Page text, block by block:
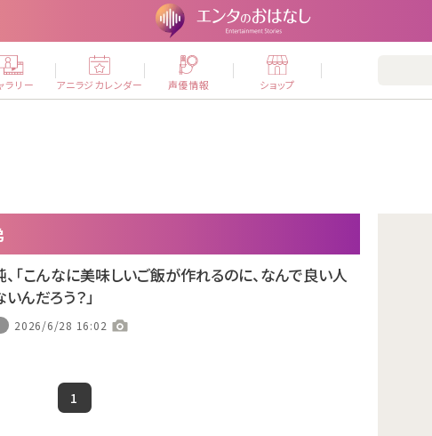
ラリー アニラジカレンダー 声優情報 ショップ
「こんなに美味しいご飯が作れるのに、なんで良い人
んだろう？」
2026/6/28 16:02
1